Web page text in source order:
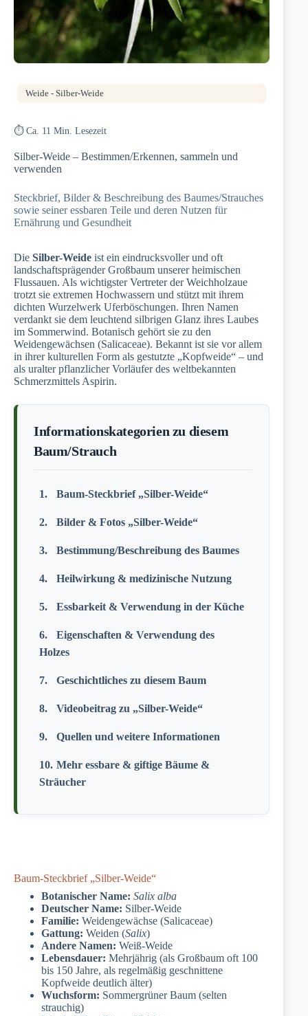
Weide - Silber-Weide
⏱️ Ca. 11 Min. Lesezeit
Silber-Weide – Bestimmen/Erkennen, sammeln und
verwenden
Steckbrief, Bilder & Beschreibung des Baumes/Strauches
sowie seiner essbaren Teile und deren Nutzen für
Ernährung und Gesundheit
Die Silber-Weide ist ein eindrucksvoller und oft
landschaftsprägender Großbaum unserer heimischen
Flussauen. Als wichtigster Vertreter der Weichholzaue
trotzt sie extremen Hochwassern und stützt mit ihrem
dichten Wurzelwerk Uferböschungen. Ihren Namen
verdankt sie dem leuchtend silbrigen Glanz ihres Laubes
im Sommerwind. Botanisch gehört sie zu den
Weidengewächsen (Salicaceae). Bekannt ist sie vor allem
in ihrer kulturellen Form als gestutzte „Kopfweide“ – und
als uralter pflanzlicher Vorläufer des weltbekannten
Schmerzmittels Aspirin.
Informationskategorien zu diesem
Baum/Strauch
Baum-Steckbrief „Silber-Weide“
Bilder & Fotos „Silber-Weide“
Bestimmung/Beschreibung des Baumes
Heilwirkung & medizinische Nutzung
Essbarkeit & Verwendung in der Küche
Eigenschaften & Verwendung des
Holzes
Geschichtliches zu diesem Baum
Videobeitrag zu „Silber-Weide“
Quellen und weitere Informationen
Mehr essbare & giftige Bäume &
Sträucher
Baum-Steckbrief „Silber-Weide“
Botanischer Name: Salix alba
Deutscher Name: Silber-Weide
Familie: Weidengewächse (Salicaceae)
Gattung: Weiden (Salix)
Andere Namen: Weiß-Weide
Lebensdauer: Mehrjährig (als Großbaum oft 100
bis 150 Jahre, als regelmäßig geschnittene
Kopfweide deutlich älter)
Wuchsform: Sommergrüner Baum (selten
strauchig)